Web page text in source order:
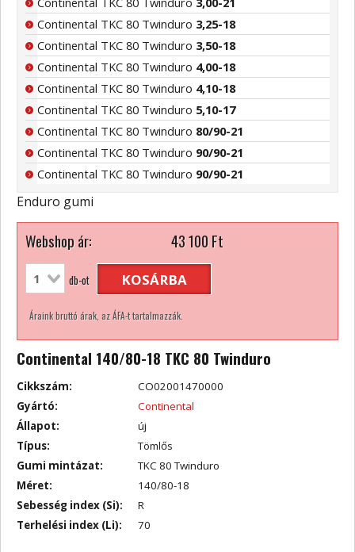
Continental TKC 80 Twinduro 3,25-18
Continental TKC 80 Twinduro 3,50-18
Continental TKC 80 Twinduro 4,00-18
Continental TKC 80 Twinduro 4,10-18
Continental TKC 80 Twinduro 5,10-17
Continental TKC 80 Twinduro 80/90-21
Continental TKC 80 Twinduro 90/90-21
Continental TKC 80 Twinduro 90/90-21
Enduro gumi
Webshop ár: 43 100Ft
db-ot KOSÁRBA
Áraink bruttó árak, az ÁFA-t tartalmazzák.
Continental 140/80-18 TKC 80 Twinduro
Cikkszám:
CO02001470000
Gyártó:
Continental
Állapot:
új
Típus:
Tömlős
Gumi mintázat:
TKC 80 Twinduro
Méret:
140/80-18
Sebesség index (Si):
R
Terhelési index (Li):
70